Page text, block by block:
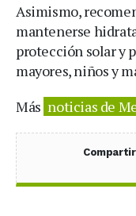
Asimismo,
mantenerse
protección solar y
mayores, niños y
Más noticias de